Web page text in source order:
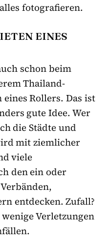
fotografieren.
EINES
schon beim
Thailand-
Rollers. Das ist
gute Idee. Wer
die Städte und
mit ziemlicher
viele
den ein oder
entdecken. Zufall?
Verletzungen